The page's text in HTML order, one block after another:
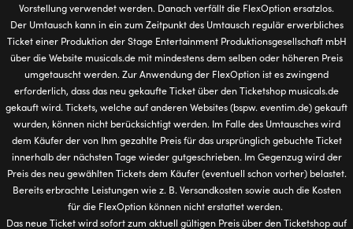
Vorstellung verwendet werden. Danach verfällt die FlexOption ersatzlos.
Der Umtausch kann in ein zum Zeitpunkt des Umtausch regulär erwerbliches
Ticket einer Produktion der Stage Entertainment Produktionsgesellschaft mbH
über die Website musicals.de mit mindestens dem selben oder höheren Preis
umgetauscht werden. Zur Anwendung der FlexOption ist es zwingend
erforderlich, dass das neu gekaufte Ticket über den Ticketshop musicals.de
gekauft wird. Tickets, welche auf anderen Websites (bspw. eventim.de) gekauft
wurden, können nicht berücksichtigt werden. Im Falle des Umtausches wird
dem Käufer der von Ihm gezahlte Preis für das ursprünglich gebuchte Ticket
innerhalb der nächsten Tage wieder gutgeschrieben. Im Gegenzug wird der
Preis des neu gewählten Tickets dem Käufer (eventuell schon vorher) belastet.
Bereits erbrachte Leistungen wie z. B. Versandkosten sowie auch die Kosten
für die FlexOption können nicht erstattet werden.
Das neue Ticket wird sofort zum aktuell gültigen Preis über den Ticketshop auf